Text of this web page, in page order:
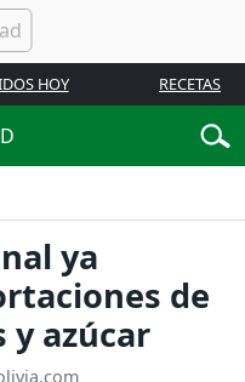
HOY RECETAS
ya
de
y azúcar